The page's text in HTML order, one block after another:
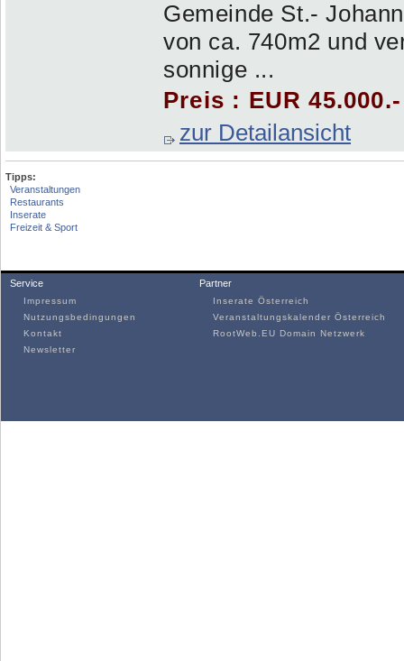
Gemeinde St.-
von ca. 740m2 und
sonnige ...
Preis : EUR
zur Detailansicht
Tipps:
Veranstaltungen
Restaurants
Inserate
Freizeit & Sport
Service
Impressum
Nutzungsbedingungen
Kontakt
Newsletter
Partner
Inserate Österreich
Veranstaltungskalender Österreich
RootWeb.EU Domain Netzwerk